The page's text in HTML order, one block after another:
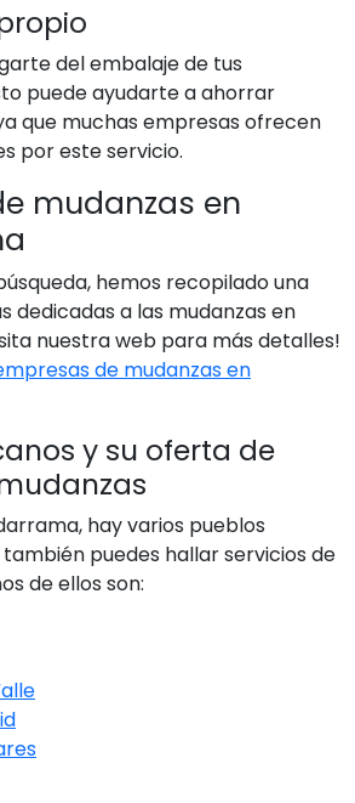
del embalaje de tus
puede ayudarte a ahorrar
que muchas empresas ofrecen
por este servicio.
mudanzas en
hemos recopilado una
dedicadas a las mudanzas en
nuestra web para más detalles!
de mudanzas en
y su oferta de
hay varios pueblos
puedes hallar servicios de
de ellos son: